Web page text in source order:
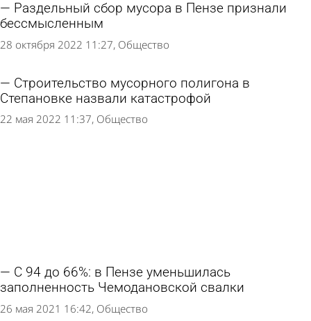
Раздельный сбор мусора в Пензе признали
бессмысленным
28 октября 2022 11:27 Общество
Строительство мусорного полигона в
Степановке назвали катастрофой
22 мая 2022 11:37 Общество
С 94 до 66%: в Пензе уменьшилась
заполненность Чемодановской свалки
26 мая 2021 16:42 Общество